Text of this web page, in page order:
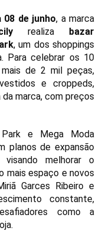
08 de junho, a marca
realiza bazar
, um dos shoppings
Para celebrar os 10
de 2 mil peças,
e croppeds,
marca, com preços
e Mega Moda
planos de expansão
melhorar o
mais espaço e novos
Garces Ribeiro e
constante,
como a